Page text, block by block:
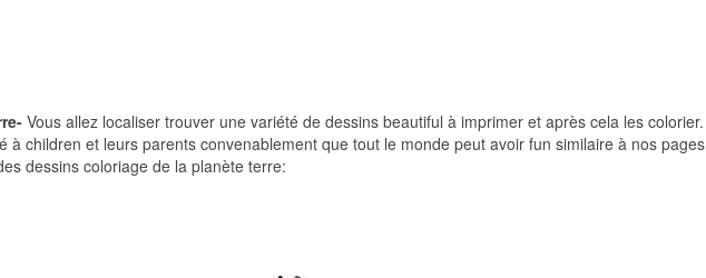
Vous allez localiser trouver une variété de dessins beautiful à imprimer et après cela les colorier.
à children et leurs parents convenablement que tout le monde peut avoir fun similaire à nos pages
dessins coloriage de la planète terre: